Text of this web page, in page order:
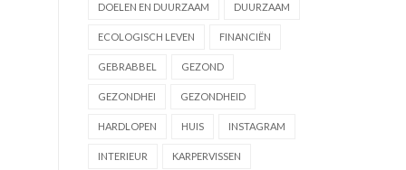
DOELEN EN DUURZAAM DUURZAAM
ECOLOGISCH LEVEN FINANCIËN
GEBRABBEL GEZOND
GEZONDHEI GEZONDHEID
HARDLOPEN HUIS INSTAGRAM
INTERIEUR KARPERVISSEN